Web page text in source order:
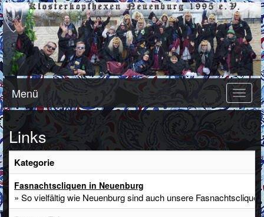
Toggle
Menü
Links
Kategorie
Fasnachtscliquen in Neuenburg
» So vielfältig wie Neuenburg sind auch unsere Fasnachtscliquen